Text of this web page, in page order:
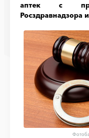
аптек с
Росздравнадзора